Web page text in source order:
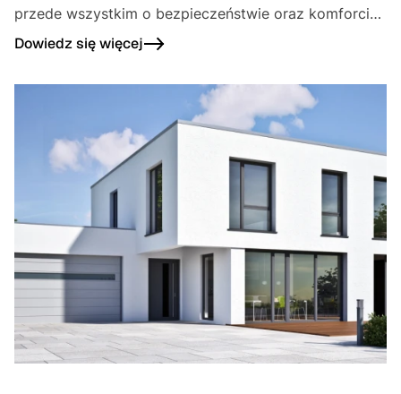
przede wszystkim o bezpieczeństwie oraz komforcie
termicznym i akustycznym.
Dowiedz się więcej